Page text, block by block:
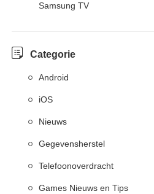
Samsung TV
Categorie
Android
iOS
Nieuws
Gegevensherstel
Telefoonoverdracht
Games Nieuws en Tips